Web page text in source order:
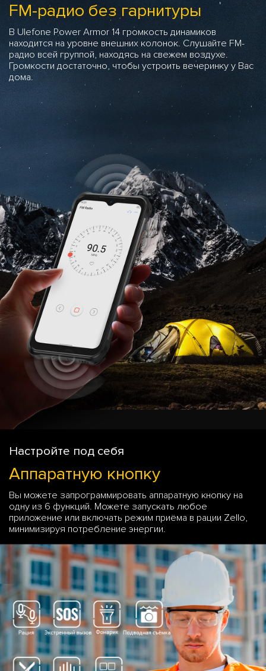
FM-радио без гарнитуры
В Ulefone Power Armor 14 громкость динамиков
находится на уровне внешних колонок. Слушайте FM-
радио всей группой, находясь на свежем воздухе.
Громкости достаточно, чтобы устроить вечеринку у Вас
дома.
Настройте под себя
Аппаратную кнопку
Вы можете запрограммировать аппаратную кнопку на
одну из 6 функций. Можете запускать любое
приложение или включать режим приёма в рации Zello,
минимизируя потребление энергии.